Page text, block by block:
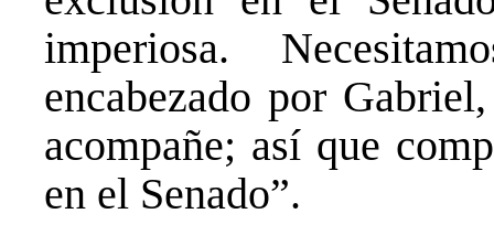
imperiosa.
encabezado por
acompañe; así que
en el Senado”.